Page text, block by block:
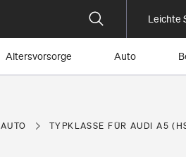
Leichte
Altersvorsorge Auto
AUTO TYPKLASSE FÜR AUDI A5